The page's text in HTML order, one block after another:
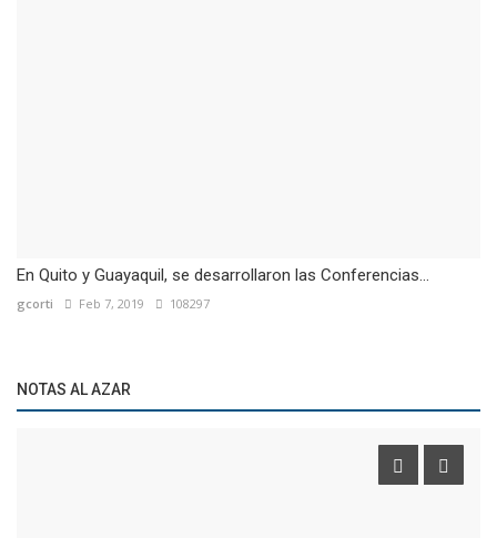
En Quito y Guayaquil, se desarrollaron las Conferencias...
gcorti Feb 7, 2019 108297
NOTAS AL AZAR